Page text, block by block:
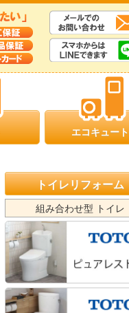
エコキュート
トイレリフォーム
組み合わせ型 トイレ